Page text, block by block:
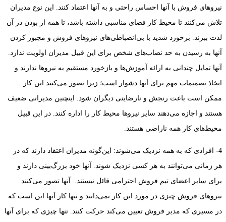
نیروهای فروش با آنها احساس راحتی و به آنها اعتماد کنند. این نوع مدیران
تلاش می‌کنند تا محیط کار فضای مناسبی داشته باشد، تا همه از بودن در آن
لذت ببرند. برخورد شدید با بی‌انضباطی‌های نیروهای فروش و مجبور کردن
آنها به رسیدن به حد نصاب‌های شخص برای این قبیل مدیران اولویت ندارد.
آنها تمایل چندانی به ارائه آموزش‌ها و بازخورد مستقیم به نیروها ندارند و
اتخاذ تصمیمات مهم برای آنها دشوار است؛ زیرا تصور می‌کنند این کار
ممکن است باعث رنجش و نارضایتی دیگران شود. اینچنین مدیرانی ضعیف
هستند و اجازه می‌دهند سایر نیروها محیط کار را اداره کنند. در این قبیل
محیط‌های کار همه ناراضی هستند.
4- افرادی که به همه نزدیک می‌شوند‌: این‌گونه مدیران اعتقاد دارند که در
هر زمانی می‌توانند به هر کسی نزدیک شوند. آنها خود بزرگ‌بینی دارند و
برای سایر اعضای تیم فروش احترامی قائل نیستند. آنها تصور می‌کنند
نیروهای فروش چیزی در مورد این کار نمی‌دانند و تنها کار آنها این است که
در مسیری که مدیر فروش تعیین می‌کند حرکت کنند. تنها چیزی که برای آنها